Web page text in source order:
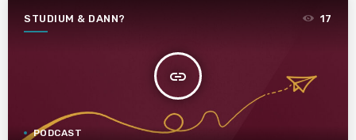
STUDIUM & DANN?
insert_link
17
PODCAST